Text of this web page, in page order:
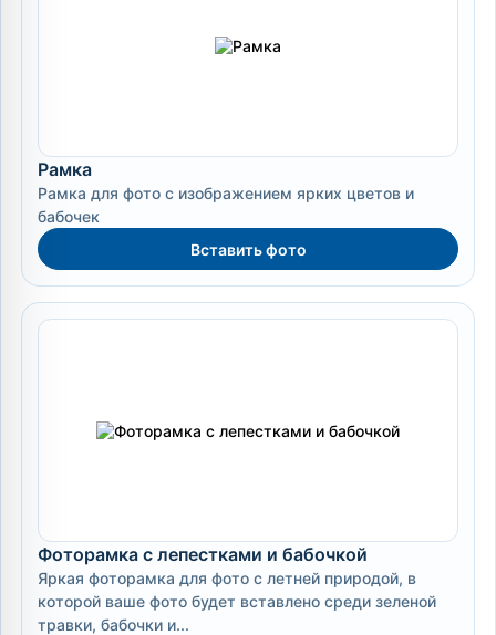
Рамка
Рамка для фото с изображением ярких цветов и
бабочек
Вставить фото
Фоторамка с лепестками и бабочкой
Яркая фоторамка для фото с летней природой, в
которой ваше фото будет вставлено среди зеленой
травки, бабочки и...